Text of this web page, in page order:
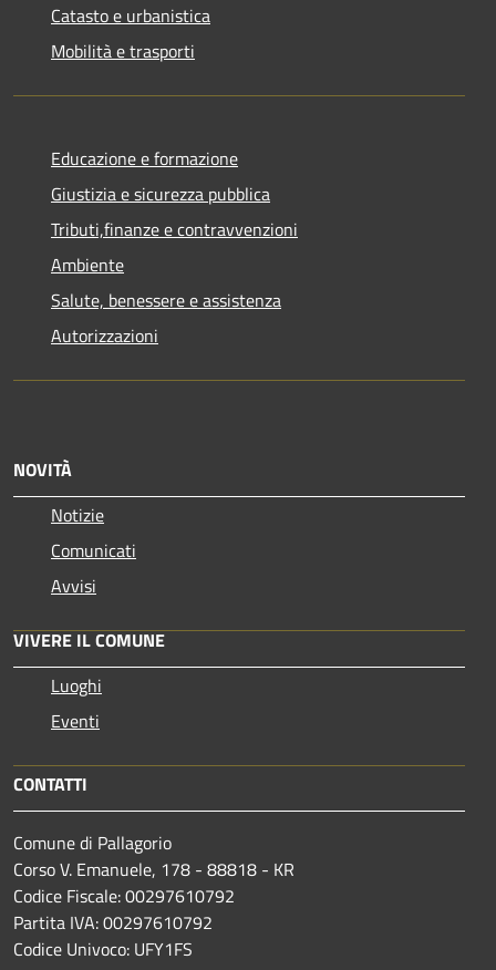
Catasto e urbanistica
Mobilità e trasporti
Educazione e formazione
Giustizia e sicurezza pubblica
Tributi,finanze e contravvenzioni
Ambiente
Salute, benessere e assistenza
Autorizzazioni
NOVITÀ
Notizie
Comunicati
Avvisi
VIVERE IL COMUNE
Luoghi
Eventi
CONTATTI
Comune di Pallagorio
Corso V. Emanuele, 178 - 88818 - KR
Codice Fiscale: 00297610792
Partita IVA: 00297610792
Codice Univoco: UFY1FS